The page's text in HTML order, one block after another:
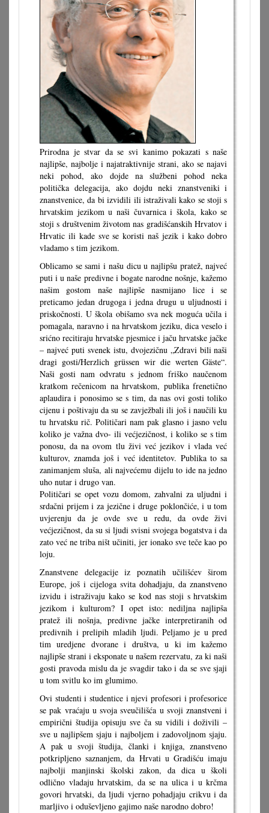
Prirodna je stvar da se svi kanimo pokazati s naše
najlipše, najbolje i najatraktivnije strani, ako se najavi
neki pohod, ako dojde na službeni pohod neka
politička delegacija, ako dojdu neki znanstveniki i
znanstvenice, da bi izvidili ili istraživali kako se stoji s
hrvatskim jezikom u naši čuvarnica i škola, kako se
stoji s društvenim životom nas gradišćanskih Hrvatov i
Hrvatic ili kade sve se koristi naš jezik i kako dobro
vladamo s tim jezikom.
Oblicamo se sami i našu dicu u najlipšu pratež, najveć
puti i u naše predivne i bogate narodne nošnje, kažemo
našim gostom naše najlipše nasmijano lice i se
preticamo jedan drugoga i jedna drugu u uljudnosti i
priskočnosti. U škola obišamo sva nek moguća učila i
pomagala, naravno i na hrvatskom jeziku, dica veselo i
srićno recitiraju hrvatske pjesmice i jaču hrvatske jačke
– najveć puti svenek istu, dvojezičnu „Zdravi bili naši
dragi gosti/Herzlich grüssen wir die werten Gäste“.
Naši gosti nam odvratu s jednom friško naučenom
kratkom rečenicom na hrvatskom, publika frenetično
aplaudira i ponosimo se s tim, da nas ovi gosti toliko
cijenu i poštivaju da su se zavježbali ili još i naučili ku
tu hrvatsku rič. Političari nam pak glasno i jasno velu
koliko je važna dvo- ili većjezičnost, i koliko se s tim
ponosu, da na ovom tlu živi već jezikov i vlada već
kulturov, znamda još i već identitetov. Publika to sa
zanimanjem sluša, ali najvećemu dijelu to ide na jedno
uho nutar i drugo van.
Političari se opet vozu domom, zahvalni za uljudni i
srdačni prijem i za jezične i druge poklončiće, i u tom
uvjerenju da je ovde sve u redu, da ovde živi
većjezičnost, da su si ljudi svisni svojega bogatstva i da
zato već ne triba ništ učiniti, jer ionako sve teče kao po
loju.
Znanstvene delegacije iz poznatih učilišćev širom
Europe, još i cijeloga svita dohadjaju, da znanstveno
izvidu i istraživaju kako se kod nas stoji s hrvatskim
jezikom i kulturom? I opet isto: nediljna najlipša
pratež ili nošnja, predivne jačke interpretiranih od
predivnih i prelipih mladih ljudi. Peljamo je u pred
tim uredjene dvorane i društva, u ki im kažemo
najlipše strani i eksponate u našem rezervatu, za ki naši
gosti pravoda mislu da je svagdir tako i da se sve sjaji
u tom svitlu ko im glumimo.
Ovi studenti i studentice i njevi profesori i profesorice
se pak vraćaju u svoja sveučilišća u svoji znanstveni i
empirični študija opisuju sve ča su vidili i doživili –
sve u najlipšem sjaju i najboljem i zadovoljnom sjaju.
A pak u svoji študija, članki i knjiga, znanstveno
potkripljeno saznanjem, da Hrvati u Gradišću imaju
najbolji manjinski školski zakon, da dica u školi
odlično vladaju hrvatskim, da se na ulica i u krčma
govori hrvatski, da ljudi vjerno pohadjaju crikvu i da
marljivo i oduševljeno gajimo naše narodno dobro!